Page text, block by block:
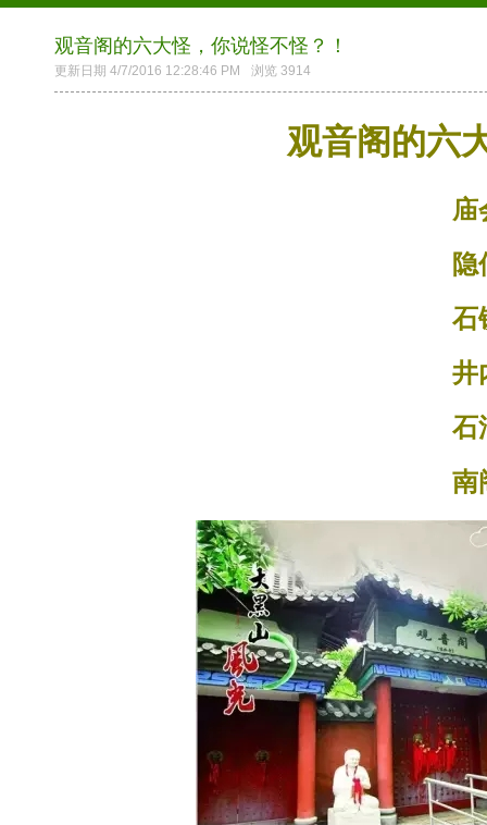
观音阁的六大怪，你说怪不怪？！
更新日期 4/7/2016 12:28:46 PM 浏览 3914
观音阁的六
庙
隐
石
井
石
南